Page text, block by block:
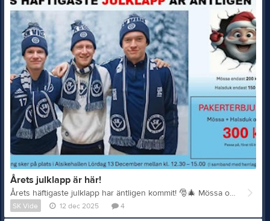
Årets julklapp är här!
Årets häftigaste julklapp har äntligen kommit! 🎅🎄 Mössa och halsduk - perfekta klappen för både aktiva och supportrar, stora som små! Mössa 200kr, halsduk 150kr. Men just nu har vi ett riktigt julpaketspris. 300kr om ni köper båda. Passa på innan lagret tar slut! Försäljningsstart imorgon Lördag 13/12 i Alsikehallen mellan kl 12.30-15.00. Planen är också försäljning Lördagen efter i CIK. Återkommer närmare om när och hur. Kom och köp, så klär vi oss i blått och vitt!
SK Vide 12 dec 2025 4